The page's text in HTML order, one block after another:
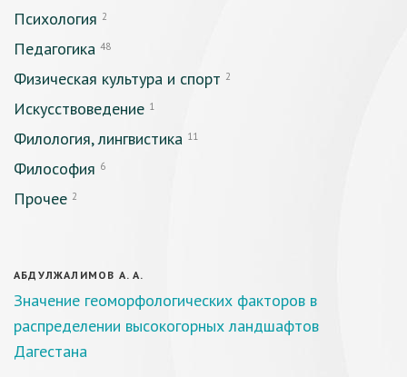
Психология 2
Педагогика 48
Физическая культура и спорт 2
Искусствоведение 1
Филология, лингвистика 11
Философия 6
Прочее 2
АБДУЛЖАЛИМОВ А. А.
Значение геоморфологических факторов в
распределении высокогорных ландшафтов
Дагестана